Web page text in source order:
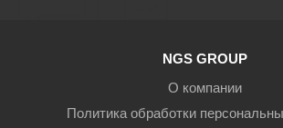
NGS GROUP
О компании
Политика обработки